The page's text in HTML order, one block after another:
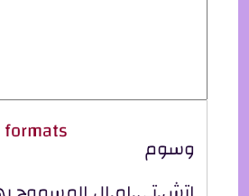
وسوم